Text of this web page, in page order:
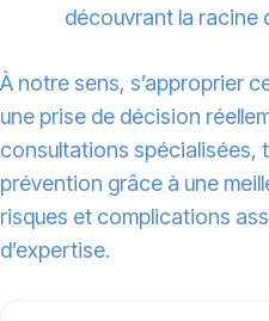
découvrant la racine
À notre sens, s’approprier
une prise de décision
consultations spécialisées,
prévention grâce à une
risques et complications
d’expertise.